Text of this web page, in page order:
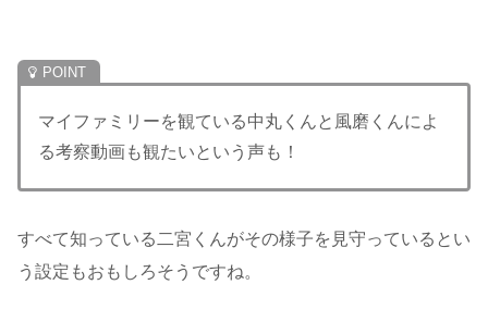
マイファミリーを観ている中丸くんと風磨くんによ
る考察動画も観たいという声も！
すべて知っている二宮くんがその様子を見守っているとい
う設定もおもしろそうですね。